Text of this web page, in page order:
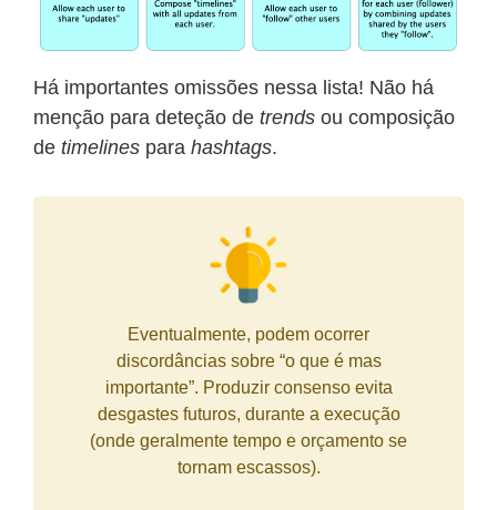
Há importantes omissões nessa lista! Não há
menção para deteção de trends ou composição
de timelines para hashtags.
Eventualmente, podem ocorrer
discordâncias sobre “o que é mas
importante”. Produzir consenso evita
desgastes futuros, durante a execução
(onde geralmente tempo e orçamento se
tornam escassos).